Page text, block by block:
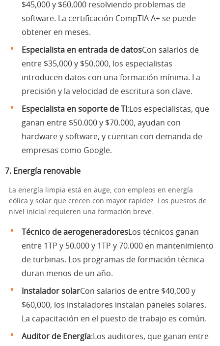
$45,000 y $60,000 resolviendo problemas de
software. La certificación CompTIA A+ se puede
obtener en meses.
Especialista en entrada de datosCon salarios de
entre $35,000 y $50,000, los especialistas
introducen datos con una formación mínima. La
precisión y la velocidad de escritura son clave.
Especialista en soporte de TI :Los especialistas, que
ganan entre $50.000 y $70.000, ayudan con
hardware y software, y cuentan con demanda de
empresas como Google.
7. Energía renovable
La energía limpia está en auge, con empleos en energía
eólica y solar que crecen con mayor rapidez. Los puestos de
nivel inicial requieren una formación breve.
Técnico de aerogeneradores Los técnicos ganan
entre 1TP y 50.000 y 1TP y 70.000 en mantenimiento
de turbinas. Los programas de formación técnica
duran menos de un año.
Instalador solarCon salarios de entre $40,000 y
$60,000, los instaladores instalan paneles solares.
La capacitación en el puesto de trabajo es común.
Auditor de Energía:Los auditores, que ganan entre